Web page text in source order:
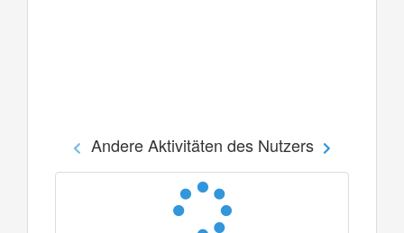
Andere Aktivitäten des Nutzers